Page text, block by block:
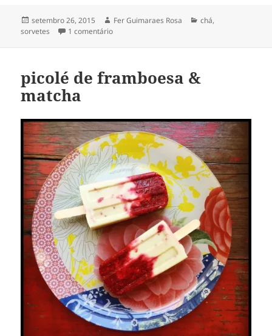
Publicado
em
setembro 26, 2015 Autor
Fer Guimaraes Rosa Categorias
chá,
sorvetes
1 comentárioem picolé de matcha & chia
picolé de framboesa &
matcha